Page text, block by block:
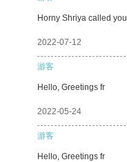
Horny Shriya called you
2022-07-12
游客
Hello, Greetings fr
2022-05-24
游客
Hello, Greetings fr